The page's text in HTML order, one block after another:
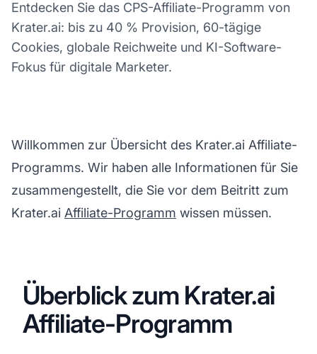
Entdecken Sie das CPS-Affiliate-Programm von
Krater.ai: bis zu 40 % Provision, 60-tägige
Cookies, globale Reichweite und KI-Software-
Fokus für digitale Marketer.
Willkommen zur Übersicht des Krater.ai Affiliate-
Programms. Wir haben alle Informationen für Sie
zusammengestellt, die Sie vor dem Beitritt zum
Krater.ai Affiliate-Programm wissen müssen.
Überblick zum Krater.ai
Affiliate-Programm